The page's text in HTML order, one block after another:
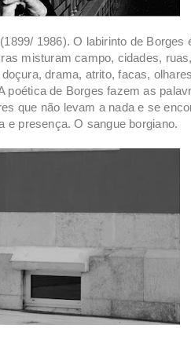
1986). O labirinto de Borges
misturam campo, cidades,
drama, atrito, facas,
poética de Borges fazem as
que não levam a nada e se
e presença. O sangue borgiano.